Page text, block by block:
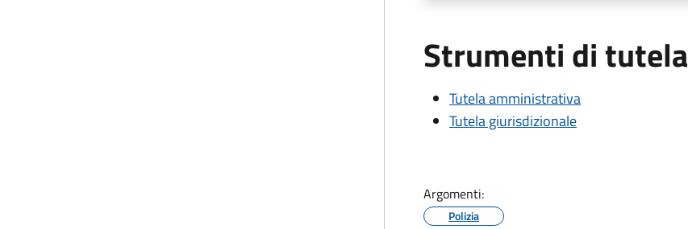
Strumenti di tutela
Tutela amministrativa
Tutela giurisdizionale
Argomenti:
Polizia